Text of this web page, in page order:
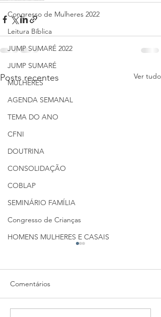
Congresso de Mulheres 2022
Leitura Bíblica
JUMP SUMARÉ 2022
JUMP SUMARÉ
MULHERES
AGENDA SEMANAL
TEMA DO ANO
CFNI
DOUTRINA
CONSOLIDAÇÃO
COBLAP
SEMINÁRIO FAMÍLIA
Congresso de Crianças
HOMENS MULHERES E CASAIS
Posts recentes Ver tudo
Comentários